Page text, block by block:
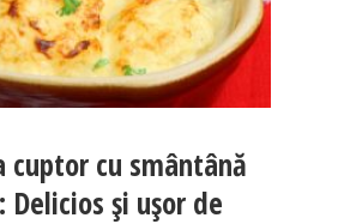
cuptor cu smântână
Delicios și ușor de